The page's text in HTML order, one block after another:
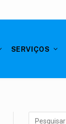
SERVIÇOS